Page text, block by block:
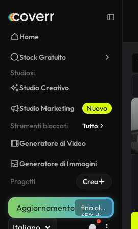
Home
Stock Gratuito
Studiosi
Studio Creativo
Studio Marketing
Nuovo
Strumenti bloccati
Tutto
Generatore di Video
Generatore di Immagini
Progetti
Crea
Aggiornamento
fino al
65% di
sconto